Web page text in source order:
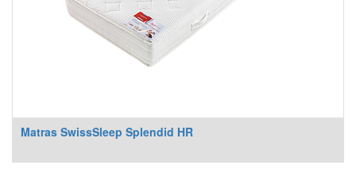
Matras SwissSleep Splendid HR